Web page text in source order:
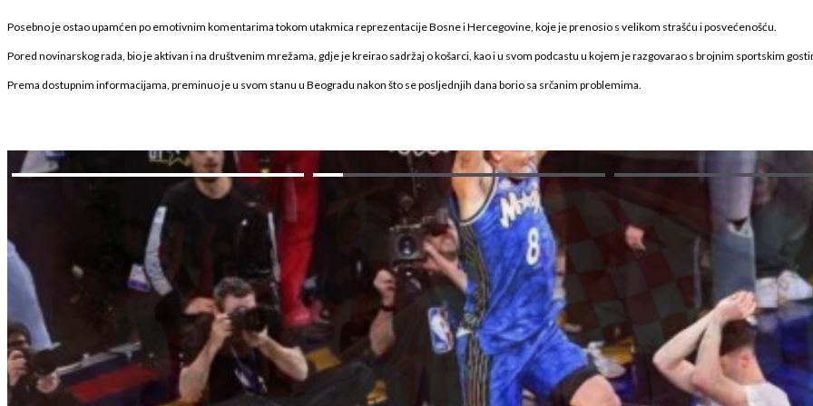
Posebno je ostao upamćen po emotivnim komentarima tokom utakmica reprezentacije Bosne i Hercegovine, koje je prenosio s velikom strašću i posvećenošću.
Pored novinarskog rada, bio je aktivan i na društvenim mrežama, gdje je kreirao sadržaj o košarci, kao i u svom podcastu u kojem je razgovarao s brojnim sportskim
Prema dostupnim informacijama, preminuo je u svom stanu u Beogradu nakon što se posljednjih dana borio sa srčanim problemima.